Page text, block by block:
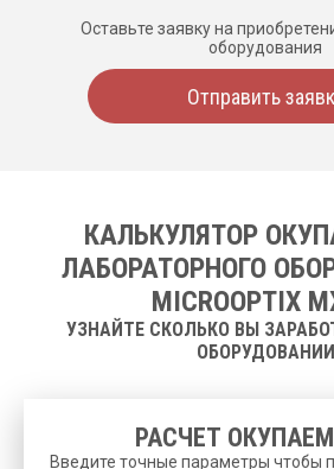
Оставьте заявку на
оборудования
Отправить
КАЛЬКУЛЯТОР
ЛАБОРАТОРНОГО
MICROOPTIX
УЗНАЙТЕ СКОЛЬКО ВЫ
ОБОРУДОВАНИИ
РАСЧЕТ
Введите точные параметры чтобы